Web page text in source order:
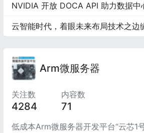
NVIDIA 开放 DOCA API 助力数据中
云智能时代，着眼未来布局技术之边
Arm微服务器
关注数
4284
内容数
71
低成本Arm微服务器开发平台“云芯1